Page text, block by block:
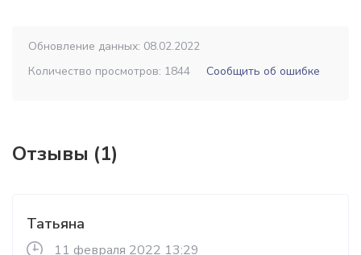
Обновление данных: 08.02.2022
Количество просмотров: 1844
Сообщить об ошибке
Отзывы (1)
Татьяна
11 февраля 2022 13:29